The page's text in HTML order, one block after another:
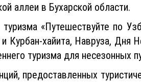
Отмечена
аллеи в Бухарской области.
«Путешествуйте по
хайита, Навруза, Дня
туризма для несезонных